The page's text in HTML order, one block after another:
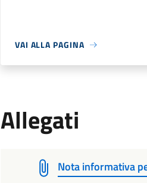
VAI ALLA PAGINA
Allegati
Nota informativa